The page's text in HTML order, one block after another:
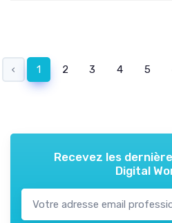
‹ 1 2 3 4 5
Recevez les
Digital